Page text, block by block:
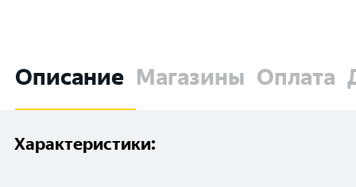
Описание Магазины Оплата
Характеристики: